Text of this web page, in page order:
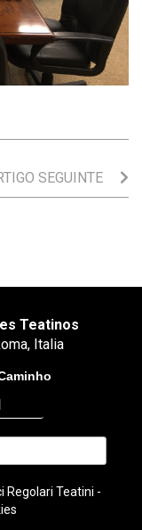
SEGUINTE
Teatinos
Italia
Regolari Teatini -